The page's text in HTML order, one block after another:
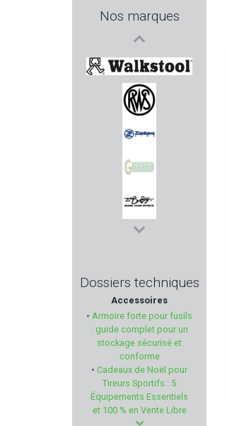
Nos marques
SNOWPEAK
WALKSTOOL
RWS
ZASTAVA
Sans marque GILLES
QIANG YUAN
FORTIFY
SAVIOR EQUIPMENT
RED DINGO
RADIAN WEAPONS
Dossiers techniques
Accessoires
• Armoire forte pour fusils
: guide complet pour un
stockage sécurisé et
conforme
• Cadeaux de Noël pour
Tireurs Sportifs : 5
Équipements Essentiels
et 100 % en Vente Libre